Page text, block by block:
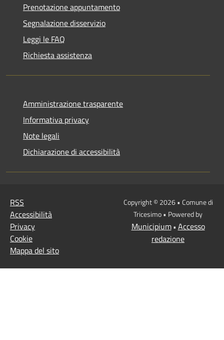
Prenotazione appuntamento
Segnalazione disservizio
Leggi le FAQ
Richiesta assistenza
Amministrazione trasparente
Informativa privacy
Note legali
Dichiarazione di accessibilità
RSS
Accessibilità
Privacy
Cookie
Mappa del sito
Copyright © 2026 • Comune di
Tricesimo • Powered by
Municipium• Accesso
redazione